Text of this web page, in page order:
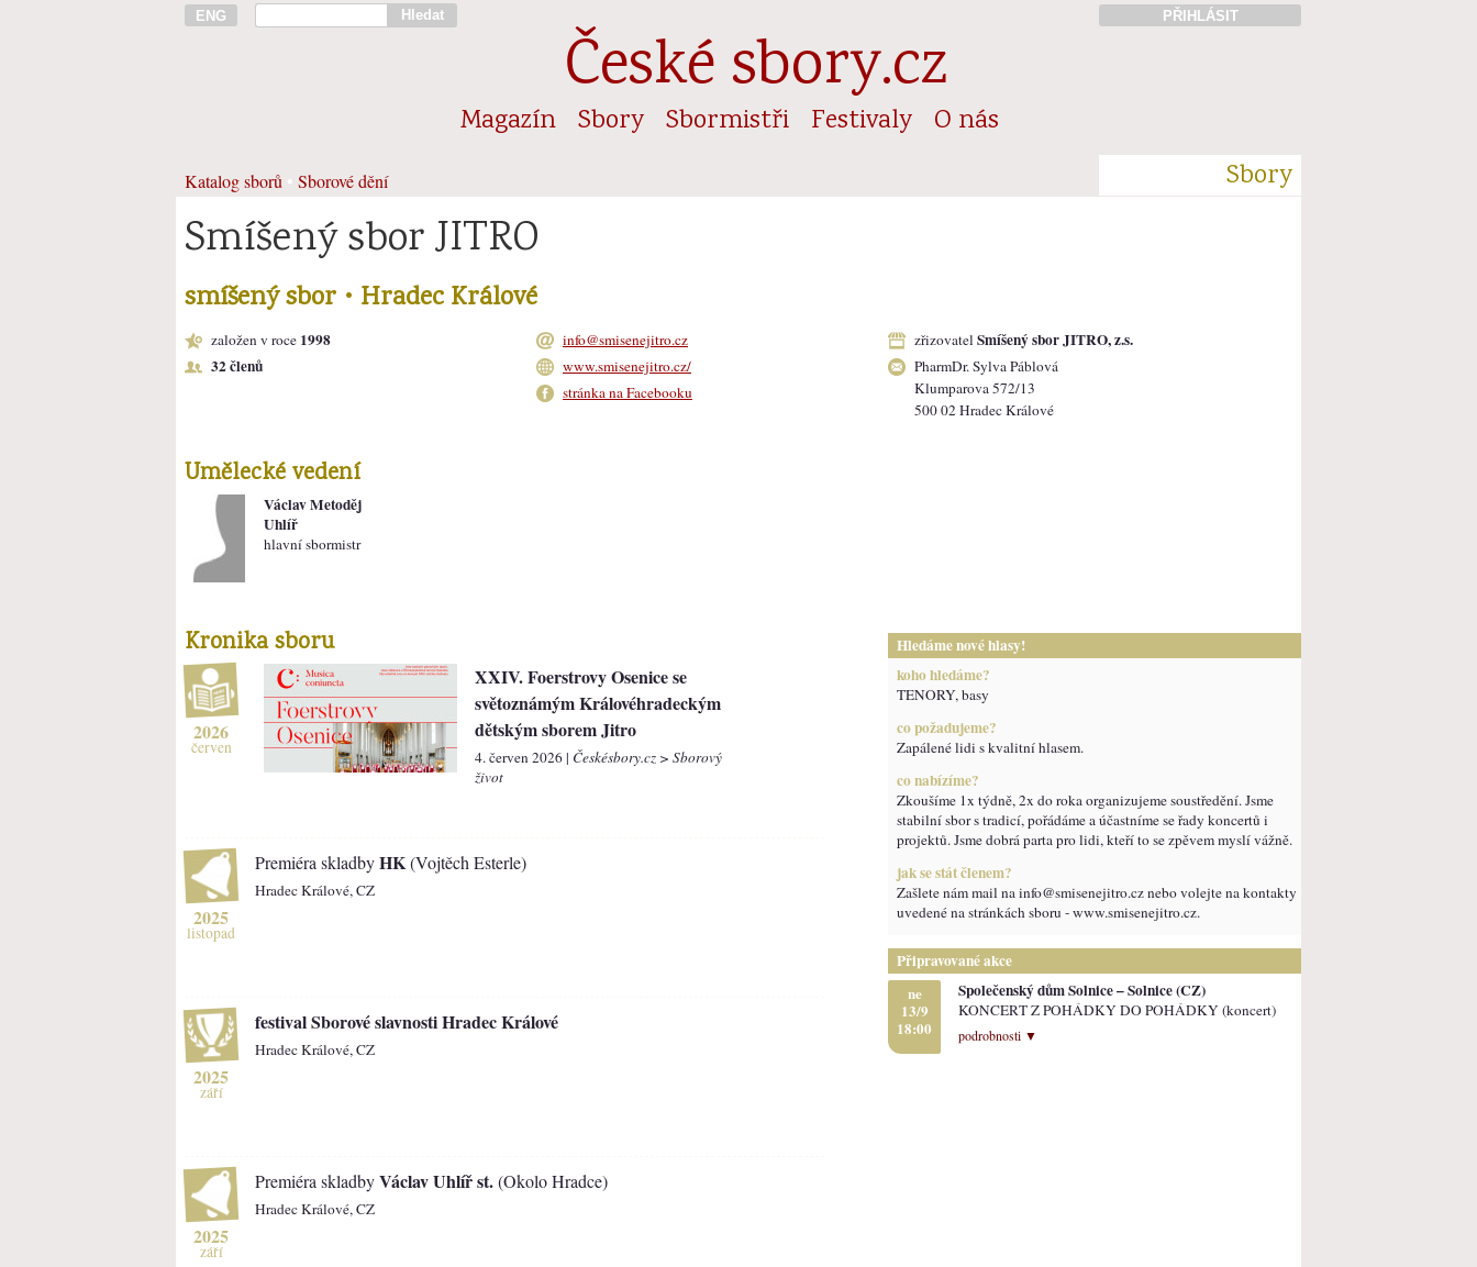
ENG Hledat PŘIHLÁSIT
České sbory.cz
Magazín Sbory Sbormistři Festivaly O nás
Katalog sborů Sborové dění Sbory
Smíšený sbor JITRO
smíšený sbor • Hradec Králové
založen v roce 1998
32 členů
info@smisenejitro.cz
www.smisenejitro.cz/
stránka na Facebooku
zřizovatel Smíšený sbor JITRO, z.s.
PharmDr. Sylva Páblová
Klumparova 572/13
500 02 Hradec Králové
Umělecké vedení
Václav Metoděj
Uhlíř
hlavní sbormistr
Kronika sboru
2026
červen
XXIV. Foerstrovy Osenice se
světoznámým Královéhradeckým
dětským sborem Jitro
4. červen 2026 | Českésbory.cz > Sborový
život
2025
listopad
Premiéra skladbyHK(Vojtěch Esterle)
Hradec Králové, CZ
2025
září
festival Sborové slavnosti Hradec Králové
Hradec Králové, CZ
2025
září
Premiéra skladbyVáclav Uhlíř st.(Okolo Hradce)
Hradec Králové, CZ
Hledáme nové hlasy!
koho hledáme?
TENORY, basy
co požadujeme?
Zapálené lidi s kvalitní hlasem.
co nabízíme?
Zkoušíme 1x týdně, 2x do roka organizujeme soustředění. Jsme
stabilní sbor s tradicí, pořádáme a účastníme se řady koncertů i
projektů. Jsme dobrá parta pro lidi, kteří to se zpěvem myslí vážně.
jak se stát členem?
Zašlete nám mail na info@smisenejitro.cz nebo volejte na kontakty
uvedené na stránkách sboru - www.smisenejitro.cz.
Připravované akce
ne
13/9
18:00
Společenský dům Solnice – Solnice (CZ)
KONCERT Z POHÁDKY DO POHÁDKY (koncert)
podrobnosti ▼